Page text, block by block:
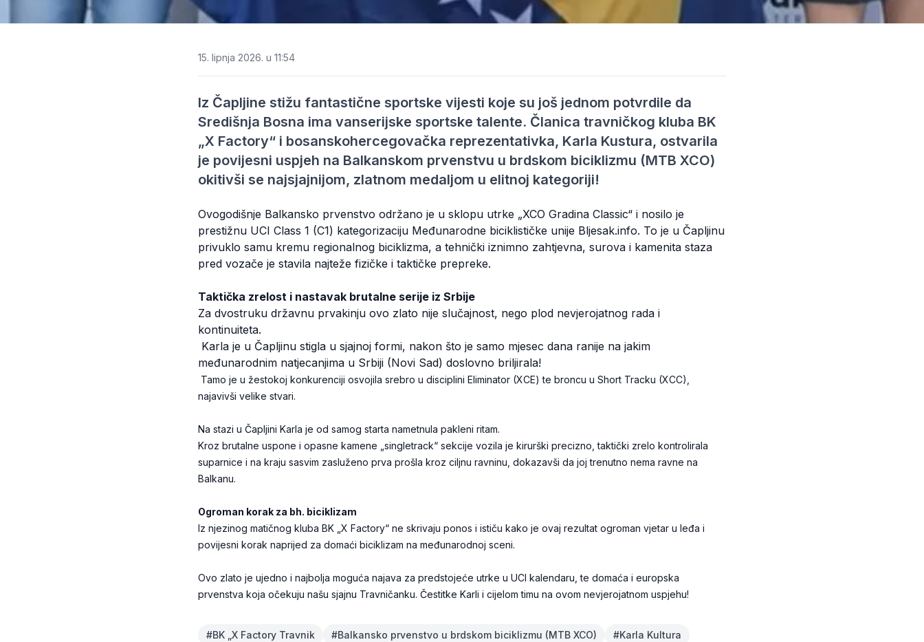
15. lipnja 2026. u 11:54
Iz Čapljine stižu fantastične sportske vijesti koje su još jednom potvrdile da
Središnja Bosna ima vanserijske sportske talente. Članica travničkog kluba BK
„X Factory“ i bosanskohercegovačka reprezentativka, Karla Kustura, ostvarila
je povijesni uspjeh na Balkanskom prvenstvu u brdskom biciklizmu (MTB XCO)
okitivši se najsjajnijom, zlatnom medaljom u elitnoj kategoriji!
Ovogodišnje Balkansko prvenstvo održano je u sklopu utrke „XCO Gradina Classic“ i nosilo je
prestižnu UCI Class 1 (C1) kategorizaciju Međunarodne biciklističke unije Bljesak.info. To je u Čapljinu
privuklo samu kremu regionalnog biciklizma, a tehnički iznimno zahtjevna, surova i kamenita staza
pred vozače je stavila najteže fizičke i taktičke prepreke.
Taktička zrelost i nastavak brutalne serije iz Srbije
Za dvostruku državnu prvakinju ovo zlato nije slučajnost, nego plod nevjerojatnog rada i
kontinuiteta.
Karla je u Čapljinu stigla u sjajnoj formi, nakon što je samo mjesec dana ranije na jakim
međunarodnim natjecanjima u Srbiji (Novi Sad) doslovno briljirala!
Tamo je u žestokoj konkurenciji osvojila srebro u disciplini Eliminator (XCE) te broncu u Short Tracku (XCC),
najavivši velike stvari.
Na stazi u Čapljini Karla je od samog starta nametnula pakleni ritam.
Kroz brutalne uspone i opasne kamene „singletrack“ sekcije vozila je kirurški precizno, taktički zrelo kontrolirala
suparnice i na kraju sasvim zasluženo prva prošla kroz ciljnu ravninu, dokazavši da joj trenutno nema ravne na
Balkanu.
Ogroman korak za bh. biciklizam
Iz njezinog matičnog kluba BK „X Factory“ ne skrivaju ponos i ističu kako je ovaj rezultat ogroman vjetar u leđa i
povijesni korak naprijed za domaći biciklizam na međunarodnoj sceni.
Ovo zlato je ujedno i najbolja moguća najava za predstojeće utrke u UCI kalendaru, te domaća i europska
prvenstva koja očekuju našu sjajnu Travničanku. Čestitke Karli i cijelom timu na ovom nevjerojatnom uspjehu!
#BK „X Factory Travnik #Balkansko prvenstvo u brdskom biciklizmu (MTB XCO) #Karla Kultura